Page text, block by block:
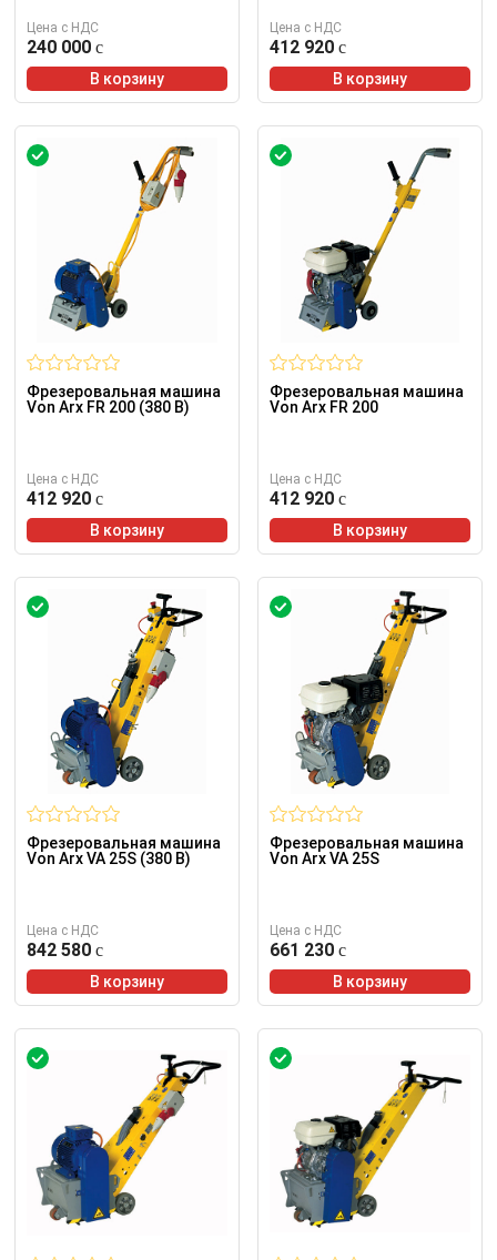
Цена с НДС
240 000
В корзину
Цена с НДС
412 920
В корзину
Фрезеровальная машина
Von Arx FR 200 (380 В)
Цена с НДС
412 920
В корзину
Фрезеровальная машина
Von Arx FR 200
Цена с НДС
412 920
В корзину
Фрезеровальная машина
Von Arx VA 25S (380 В)
Цена с НДС
842 580
В корзину
Фрезеровальная машина
Von Arx VA 25S
Цена с НДС
661 230
В корзину